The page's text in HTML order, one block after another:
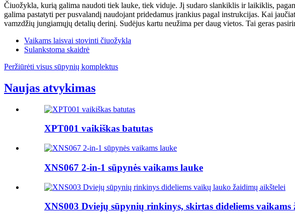
Čiuožykla, kurią galima naudoti tiek lauke, tiek viduje. Jį sudaro slankiklis ir laikiklis,
galima pastatyti per pusvalandį naudojant pridedamus įrankius pagal instrukcijas. Kai
vamzdžių jungiamųjų detalių derinį. Sudėjus kartu neužima per daug vietos. Tai geras
Vaikams laisvai stovinti čiuožykla
Sulankstoma skaidrė
Peržiūrėti visus sūpynių komplektus
Naujas atvykimas
XPT001 vaikiškas batutas
XNS067 2-in-1 sūpynės vaikams lauke
XNS003 Dviejų sūpynių rinkinys, skirtas dideliems vaikams